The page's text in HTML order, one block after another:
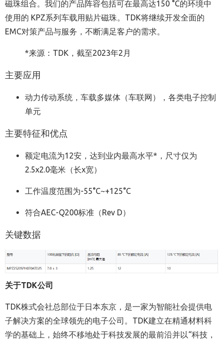
磁珠组合。我们的产品阵容包括可在最高达150 °C的环境中
使用的 KPZ系列车载用贴片磁珠。TDK将继续开发全面的
EMC对策产品与服务，不断满足客户的需求。
*来源：TDK，截至2023年2月
主要应用
动力传动系统，车载多媒体（车联网），各类电子控制
单元
主要特征和优点
额定电流为12安，达到业内最高水平*，尺寸仅为
2.5x2.0毫米（长x宽）
工作温度范围为-55°C~+125°C
符合AEC-Q200标准（Rev D）
关键数据
关于TDK公司
TDK株式会社总部位于日本东京，是一家为智能社会提供电
子解决方案的全球领先的电子公司。TDK建立在精通材料科
学的基础上，始终不移地处于科技发展的最前沿并以“科技，